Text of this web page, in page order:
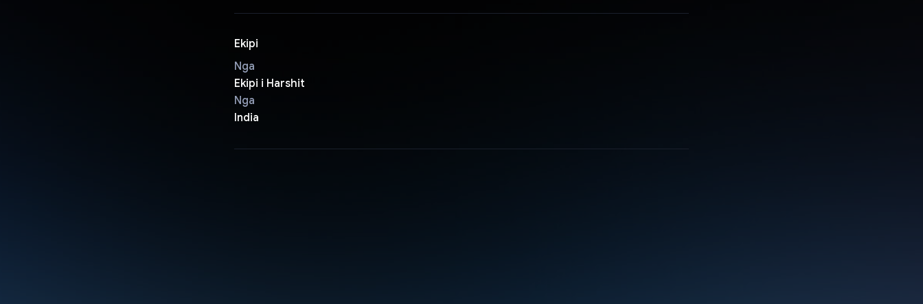
Ekipi
Nga
Ekipi i Harshit
Nga
India